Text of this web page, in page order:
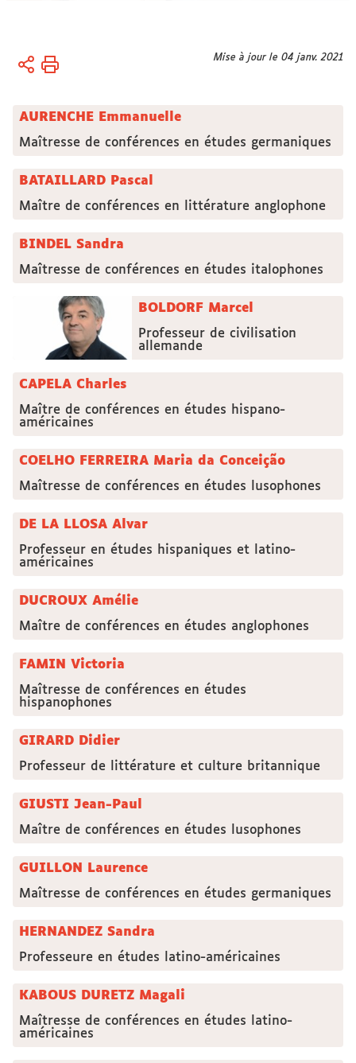
Vous
Accueil
Chercheur.es
titulaires
Mise à jour le 04 janv. 2021
AURENCHE Emmanuelle
Maîtresse de conférences en études germaniques
BATAILLARD Pascal
Maître de conférences en littérature anglophone
BINDEL Sandra
Maîtresse de conférences en études italophones
BOLDORF Marcel
Professeur de civilisation
allemande
CAPELA Charles
Maître de conférences en études hispano-
américaines
COELHO FERREIRA Maria da Conceição
Maîtresse de conférences en études lusophones
DE LA LLOSA Alvar
Professeur en études hispaniques et latino-
américaines
DUCROUX Amélie
Maître de conférences en études anglophones
FAMIN Victoria
Maîtresse de conférences en études
hispanophones
GIRARD Didier
Professeur de littérature et culture britannique
GIUSTI Jean-Paul
Maître de conférences en études lusophones
GUILLON Laurence
Maîtresse de conférences en études germaniques
HERNANDEZ Sandra
Professeure en études latino-américaines
KABOUS DURETZ Magali
Maîtresse de conférences en études latino-
américaines